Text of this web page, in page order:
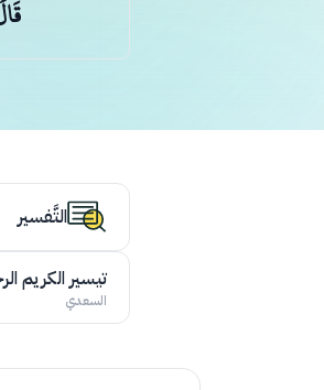
التَّفسير
تيسير الكريم
السعدي